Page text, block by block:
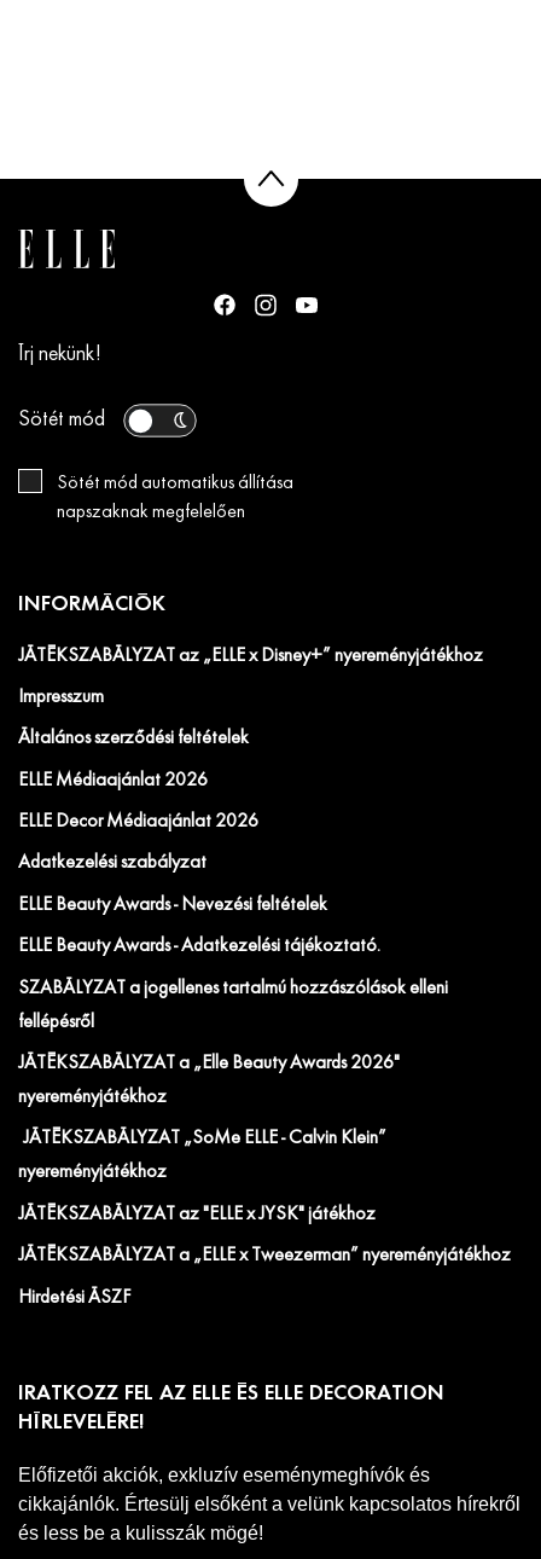
Írj nekünk!
Sötét mód
Sötét mód automatikus állítása
napszaknak megfelelően
INFORMÁCIÓK
JÁTÉKSZABÁLYZAT az „ELLE x Disney+” nyereményjátékhoz
Impresszum
Általános szerződési feltételek
ELLE Médiaajánlat 2026
ELLE Decor Médiaajánlat 2026
Adatkezelési szabályzat
ELLE Beauty Awards - Nevezési feltételek
ELLE Beauty Awards - Adatkezelési tájékoztató.
SZABÁLYZAT a jogellenes tartalmú hozzászólások elleni
fellépésről
JÁTÉKSZABÁLYZAT a „Elle Beauty Awards 2026"
nyereményjátékhoz
JÁTÉKSZABÁLYZAT „SoMe ELLE - Calvin Klein”
nyereményjátékhoz
JÁTÉKSZABÁLYZAT az "ELLE x JYSK" játékhoz
JÁTÉKSZABÁLYZAT a „ELLE x Tweezerman” nyereményjátékhoz
Hirdetési ÁSZF
IRATKOZZ FEL AZ ELLE ÉS ELLE DECORATION
HÍRLEVELÉRE!
Előfizetői akciók, exkluzív eseménymeghívók és
cikkajánlók. Értesülj elsőként a velünk kapcsolatos hírekről
és less be a kulisszák mögé!